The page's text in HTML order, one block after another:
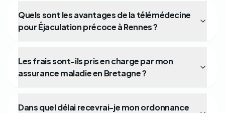
Quels sont les avantages de la télémédecine
pour Éjaculation précoce à Rennes ?
Les frais sont-ils pris en charge par mon
assurance maladie en Bretagne ?
Dans quel délai recevrai-je mon ordonnance